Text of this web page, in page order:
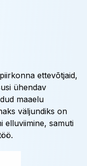
ettevõtjaid,
ühendav
maaelu
väljundiks on
elluviimine, samuti